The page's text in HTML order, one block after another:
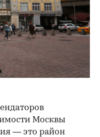
Москвы
— это район